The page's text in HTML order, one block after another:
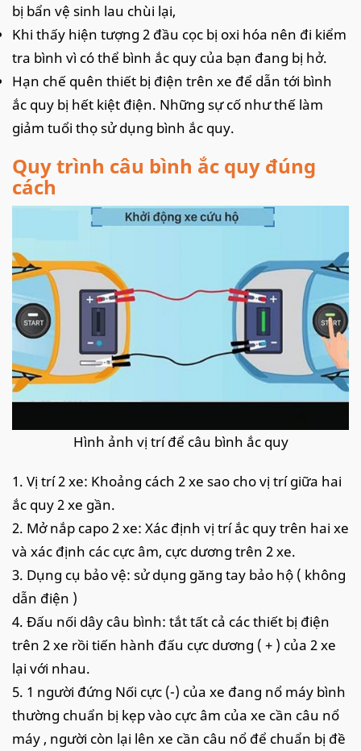
bị bẩn vệ sinh lau chùi lại,
Khi thấy hiện tượng 2 đầu cọc bị oxi hóa nên đi kiểm
tra bình vì có thể bình ắc quy của bạn đang bị hở.
Hạn chế quên thiết bị điện trên xe để dẫn tới bình
ắc quy bị hết kiệt điện. Những sự cố như thế làm
giảm tuổi thọ sử dụng bình ắc quy.
Quy trình câu bình ắc quy đúng
cách
Hình ảnh vị trí để câu bình ắc quy
1. Vị trí 2 xe: Khoảng cách 2 xe sao cho vị trí giữa hai
ắc quy 2 xe gần.
2. Mở nắp capo 2 xe: Xác định vị trí ắc quy trên hai xe
và xác định các cực âm, cực dương trên 2 xe.
3. Dụng cụ bảo vệ: sử dụng găng tay bảo hộ ( không
dẫn điện )
4. Đấu nối dây câu bình: tắt tất cả các thiết bị điện
trên 2 xe rồi tiến hành đấu cực dương ( + ) của 2 xe
lại với nhau.
5. 1 người đứng Nối cực (-) của xe đang nổ máy bình
thường chuẩn bị kẹp vào cực âm của xe cần câu nổ
máy , người còn lại lên xe cần câu nổ để chuẩn bị đề